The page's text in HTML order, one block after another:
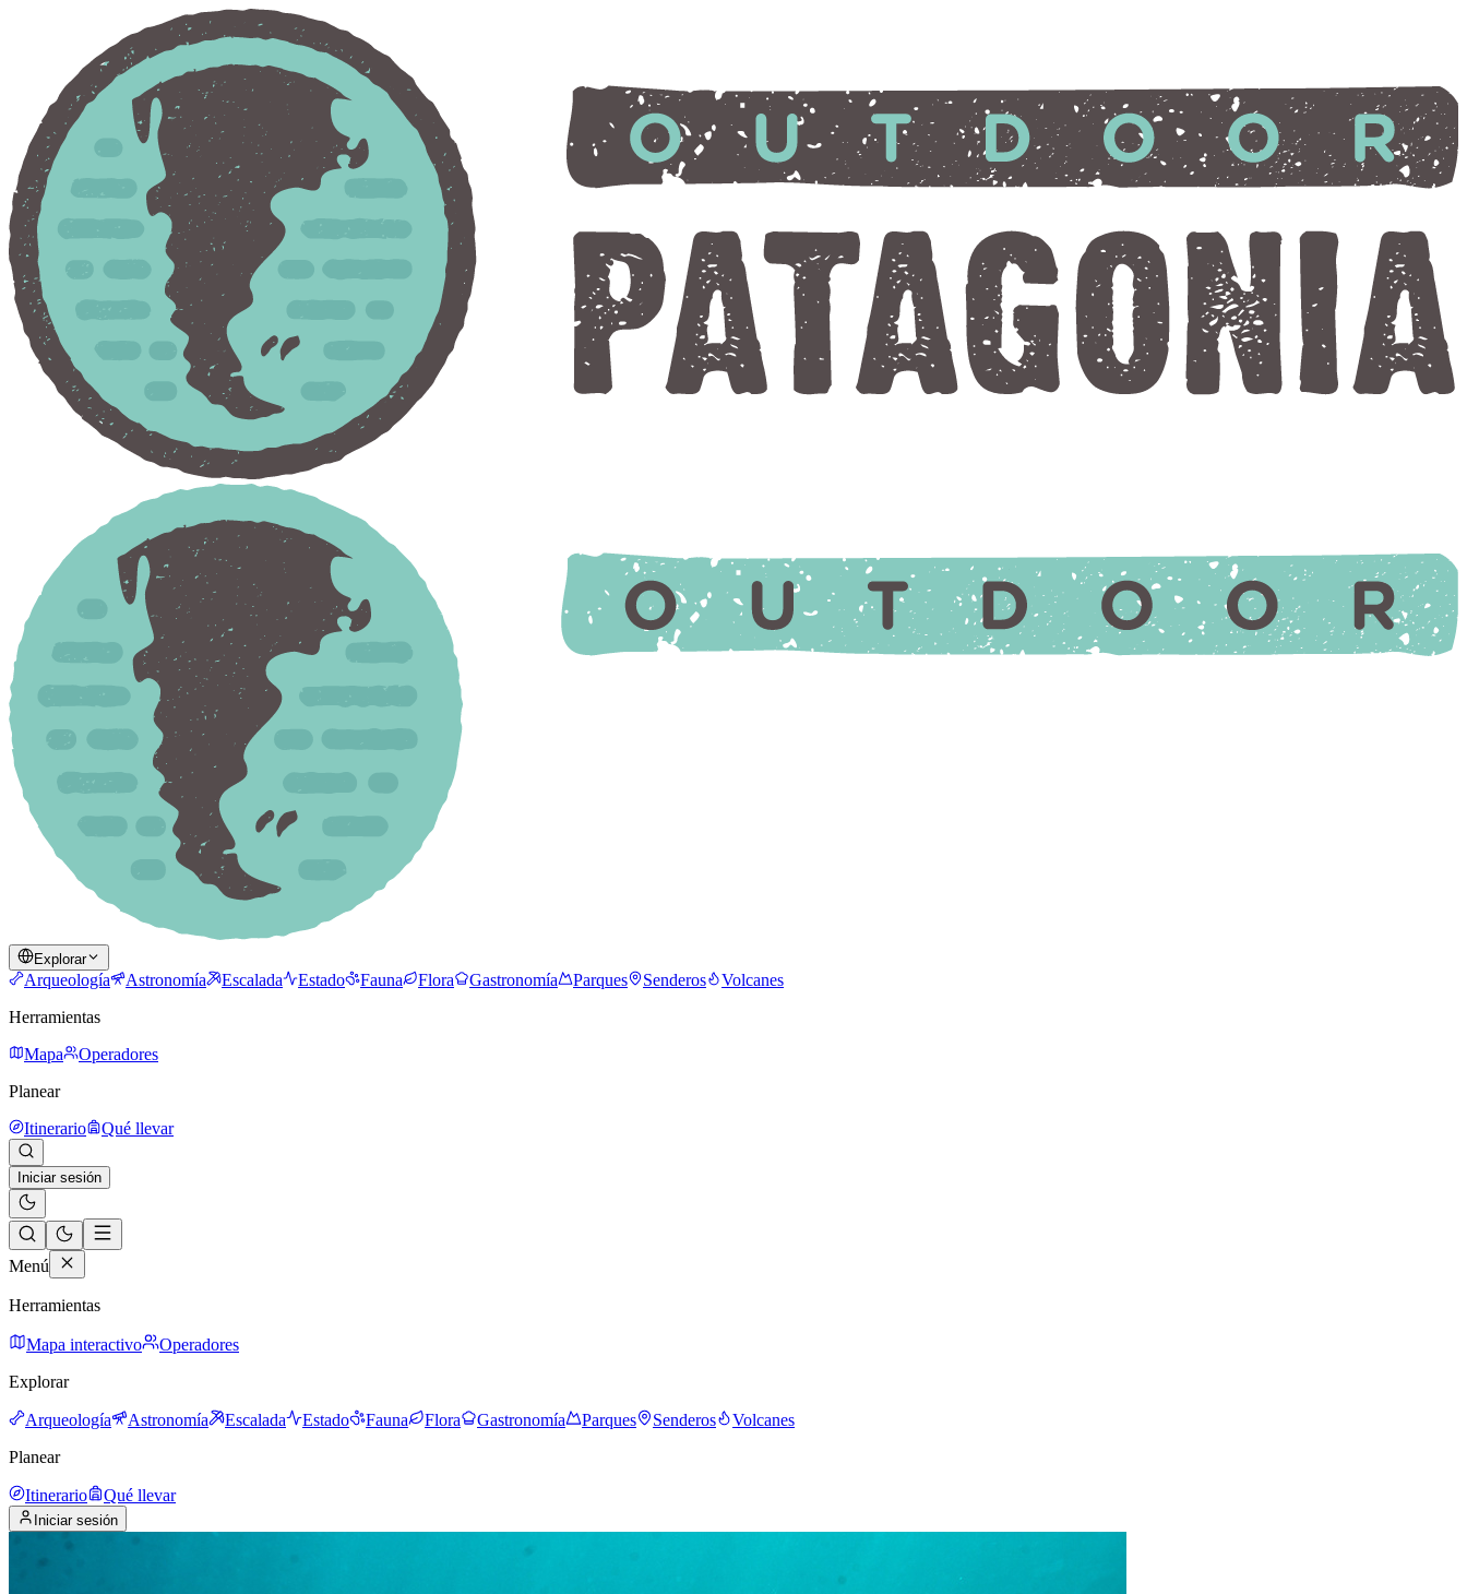
Explorar
Arqueología Astronomía Escalada Estado Fauna Flora Gastronomía Parques Senderos
Volcanes
Herramientas
Mapa
Operadores
Planear
Itinerario
Qué llevar
Iniciar sesión
Menú
Herramientas
Mapa interactivo
Operadores
Explorar
Arqueología Astronomía Escalada Estado Fauna Flora Gastronomía Parques Senderos
Volcanes
Planear
Itinerario Qué llevar
Iniciar sesión